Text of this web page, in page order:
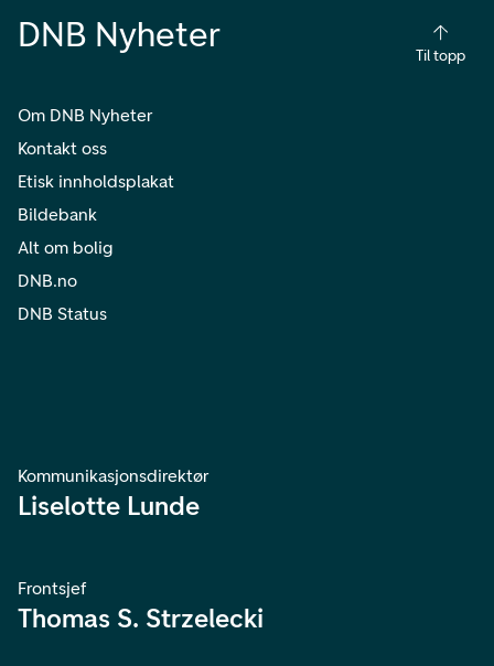
DNB Nyheter
Til topp
Om DNB Nyheter
Kontakt oss
Etisk innholdsplakat
Bildebank
Alt om bolig
DNB.no
DNB Status
Kommunikasjonsdirektør
Liselotte Lunde
Frontsjef
Thomas S. Strzelecki